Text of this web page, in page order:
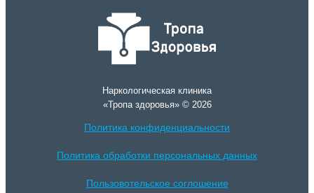
Наркологическая клиника
«Тропа здоровья» © 2026
Политика конфиденциальности
Политика обработки персональных данных
Пользовотельское соглошение